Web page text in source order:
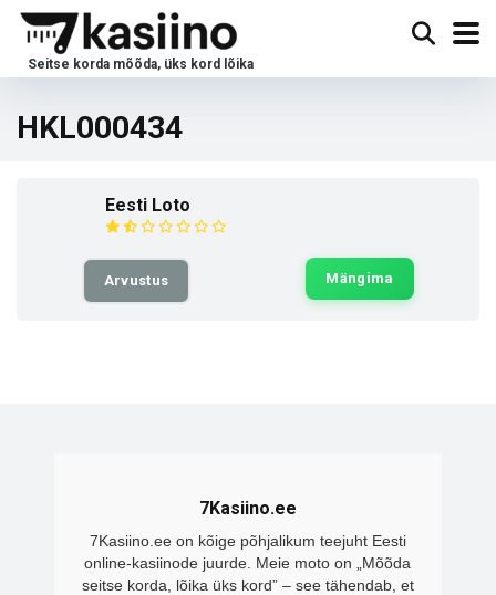
HKL000434
Eesti Loto
Arvustus Mängima
7Kasiino.ee
7Kasiino.ee on kõige põhjalikum teejuht Eesti
online-kasiinode juurde. Meie moto on „Mõõda
seitse korda, lõika üks kord” – see tähendab, et